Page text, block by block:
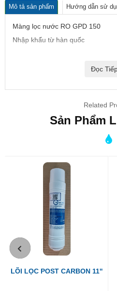
Mô tả sản phẩm Hướng dẫn sử
Màng lọc nước RO GPD 150
Nhập khẩu từ hàn quốc
khuẩn trong nước dưới 0.0001
nặng. Là một bộ lọc có thể loại
cả nước ngầm, nước phèn...
50,80,150 GPD được chỉ định
lọc mỗi ngày và lượng nước đó
Đọc
Related
Sản Phẩm
LÕI LỌC POST CARBON 11''